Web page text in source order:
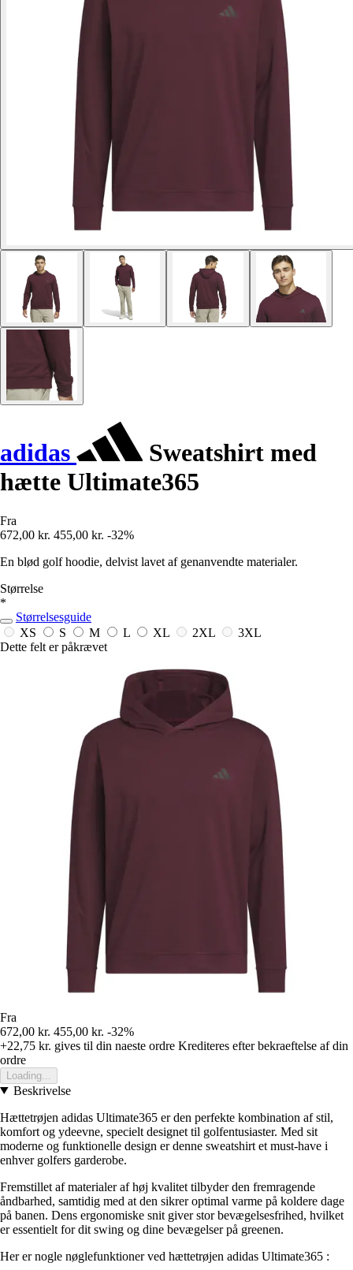
adidas
Sweatshirt med
hætte Ultimate365
Fra
672,00 kr. 455,00 kr. -32%
En blød golf hoodie, delvist lavet af genanvendte materialer.
Størrelse
*
Størrelsesguide
XS
S M L XL 2XL
3XL
Dette felt er påkrævet
Fra
672,00 kr. 455,00 kr. -32%
+22,75 kr. gives til din naeste ordre Krediteres efter bekraeftelse af din
ordre
Loading...
Beskrivelse
Hættetrøjen adidas Ultimate365 er den perfekte kombination af stil,
komfort og ydeevne, specielt designet til golfentusiaster. Med sit
moderne og funktionelle design er denne sweatshirt et must-have i
enhver golfers garderobe.
Fremstillet af materialer af høj kvalitet tilbyder den fremragende
åndbarhed, samtidig med at den sikrer optimal varme på koldere dage
på banen. Dens ergonomiske snit giver stor bevægelsesfrihed, hvilket
er essentielt for dit swing og dine bevægelser på greenen.
Her er nogle nøglefunktioner ved hættetrøjen adidas Ultimate365 :